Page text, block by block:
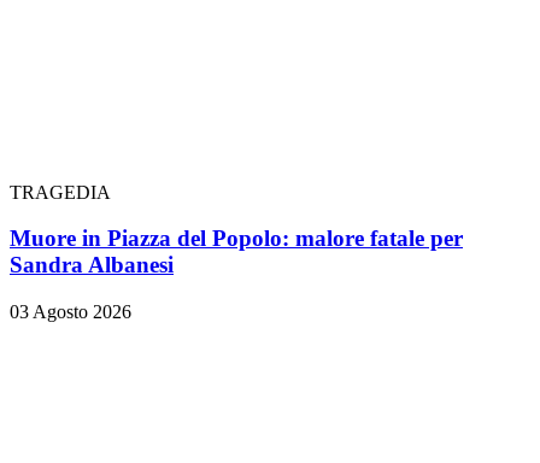
TRAGEDIA
Muore in Piazza del Popolo: malore fatale per
Sandra Albanesi
03 Agosto 2026